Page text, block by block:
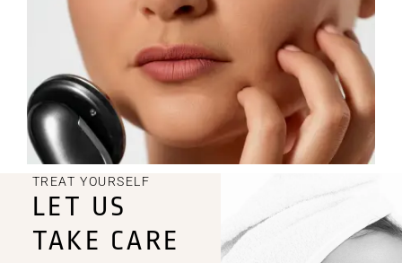
TREAT YOURSELF
LET US
TAKE CARE